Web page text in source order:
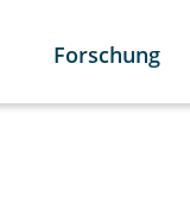
Forschung